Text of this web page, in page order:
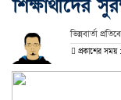
শিক্ষার্থীদের
ভিন্নবার্তা
প্রকাশের